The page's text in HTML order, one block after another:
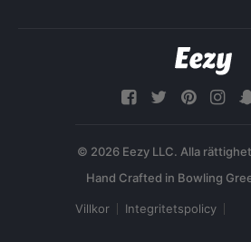
© 2026 Eezy LLC. Alla
Villkor Integritetspolicy